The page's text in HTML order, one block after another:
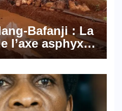
Bafanji : La
l’axe asphyxie